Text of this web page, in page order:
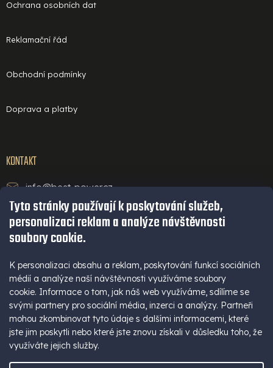
Tyto stránky používají k poskytování služeb,
personalizaci reklam a analýze návštěvnosti
soubory cookie.
K personalizaci obsahu a reklam, poskytování funkcí sociálních
médií a analýze naší návštěvnosti využíváme soubory
cookie. Informace o tom, jak náš web využíváme, sdílíme se
svými partnery pro sociální média, inzerci a analýzy. Partneři
mohou zkombinovat tyto údaje s dalšími informacemi, které
jste jim poskytli nebo které jste znovu získali v důsledku toho, že
využíváte jejich služby.
Ochrana osobních dat
Reklamační řád
Obchodní podmínky
Doprava a platby
KONTAKT
info@best-power.cz
technická podpora a servis
+420 771 234 568
+420 777 109 009
(Po - Pá 9-16 hod)
+420 777 109 009